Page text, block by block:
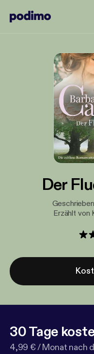
Der
Erzählt von
30 Tage
4,99 € / Monat nach